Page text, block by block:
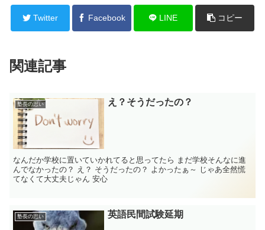
Twitter Facebook LINE コピー
関連記事
塾長の思い え？そうだったの？
なんだか学校に置いていかれてると思ってたら まだ学校そんなに進
んでなかったの？ え？ そうだったの？ よかったぁ～ じゃあ全然慌
てなくて大丈夫じゃん 安心
塾長の思い 英語民間試験延期